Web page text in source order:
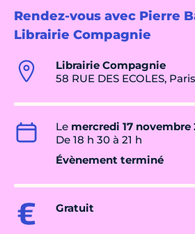
Rendez-vous avec Pierre
Librairie Compagnie
Librairie Compagnie
58 RUE DES ECOLES,
Le mercredi 17 novembre
De 18 h 30 à 21 h
Évènement terminé
Gratuit